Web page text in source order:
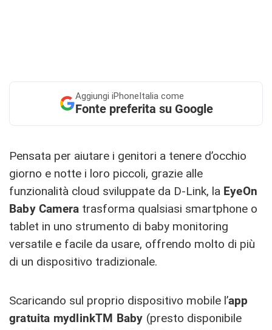
Aggiungi iPhoneItalia come
Fonte preferita su Google
Pensata per aiutare i genitori a tenere d’occhio
giorno e notte i loro piccoli, grazie alle
funzionalità cloud sviluppate da D-Link, la EyeOn
Baby Camera trasforma qualsiasi smartphone o
tablet in uno strumento di baby monitoring
versatile e facile da usare, offrendo molto di più
di un dispositivo tradizionale.
Scaricando sul proprio dispositivo mobile l’app
gratuita mydlinkTM Baby (presto disponibile